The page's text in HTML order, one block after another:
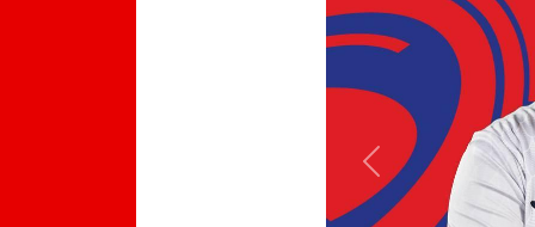
Previous